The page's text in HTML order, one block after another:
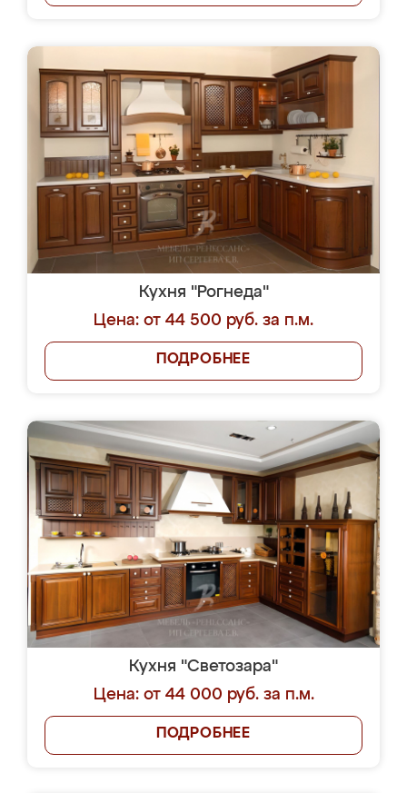
Кухня "Рогнеда"
Цена: от 44 500 руб. за п.м.
ПОДРОБНЕЕ
Кухня "Светозара"
Цена: от 44 000 руб. за п.м.
ПОДРОБНЕЕ